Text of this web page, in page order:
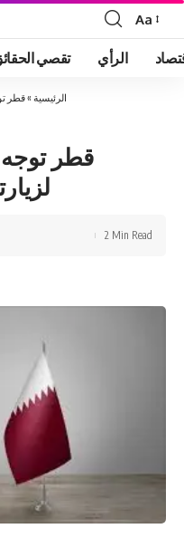
Font
Resizer
Aa
تقصي الرأي
الرئيسية »قطر
قطر
2 Min Read